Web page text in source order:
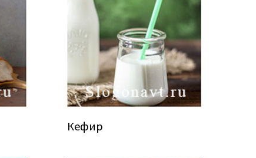
Кефир